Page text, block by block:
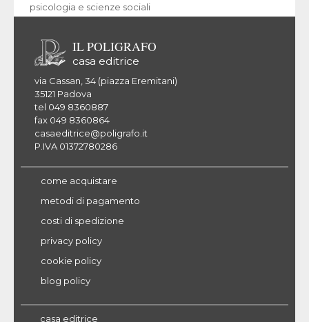
psicologia e scienze sociali
IL POLIGRAFO
casa editrice
via Cassan, 34 (piazza Eremitani)
35121 Padova
tel 049 8360887
fax 049 8360864
casaeditrice@poligrafo.it
P.IVA 01372780286
come acquistare
metodi di pagamento
costi di spedizione
privacy policy
cookie policy
blog policy
casa editrice